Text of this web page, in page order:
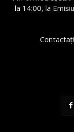
la 14:00, la